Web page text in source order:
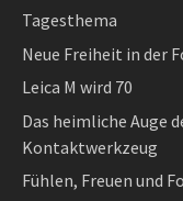
Tagesthema
Neue Freiheit in der
Leica M wird 70
Das heimliche Auge
Kontaktwerkzeug
Fühlen, Freuen und